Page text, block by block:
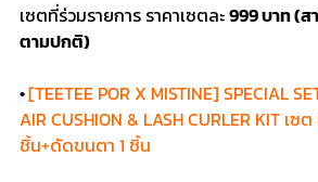
เซตที่ร่วมรายการ ราคาเซตละ999 บาท (ส
ตามปกติ)
•[TEETEE POR X MISTINE] SPECIAL
AIR CUSHION & LASH CURLER KIT เ
ชิ้น+ดัดขนตา 1 ชิ้น